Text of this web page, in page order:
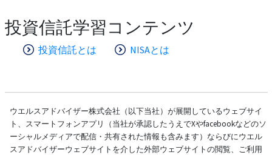
投資信託学習コンテンツ
投資信託とは NISAとは
ウエルスアドバイザー株式会社（以下当社）が展開しているウェブサイ
ト、スマートフォンアプリ（当社が承認したうえでXやfacebookなどのソ
ーシャルメディアで配信・共有された情報も含みます）ならびにウエル
スアドバイザーウェブサイトを介した外部ウェブサイトの閲覧、ご利用